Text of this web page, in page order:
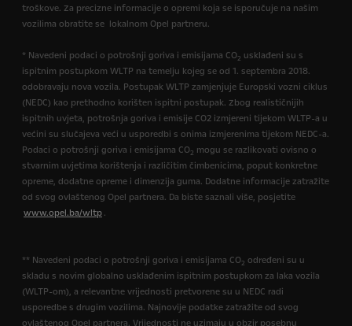
troškove. Za precizne informacije o opremi koja se isporučuje na našim
vozilima obratite se lokalnom Opel partneru.
* Navedeni podaci o potrošnji goriva i emisijama CO2 usklađeni su s
ispitnim postupkom WLTP na temelju kojeg se od 1. septembra 2018.
odobravaju nova vozila. Postupak WLTP zamjenjuje Europski vozni ciklus
(NEDC) kao prethodno korišten ispitni postupak. Zbog realističnijih
ispitnih uvjeta, potrošnja goriva i emisije CO2 izmjereni tijekom WLTP-a u
većini su slučajeva veći u usporedbi s onima izmjerenima tijekom NEDC-a.
Podaci o potrošnji goriva i emisijama CO2 mogu se razlikovati ovisno o
stvarnim uvjetima korištenja i različitim čimbenicima, poput konkretne
opreme, dodatne opreme i dimenzija guma. Dodatne informacije zatražite
od svog ovlaštenog Opel partnera. Da biste saznali više, posjetite
www.opel.ba/wltp .
** Navedeni podaci o potrošnji goriva i emisijama CO2 određeni su u
skladu s novim globalno usklađenim ispitnim postupkom za laka vozila
(WLTP-om), a relevantne vrijednosti pretvorene su u NEDC radi
usporedbe s drugim vozilima. Najnovije podatke zatražite od svog
ovlaštenog Opel partnera. Vrijednosti ne uzimaju u obzir posebnu